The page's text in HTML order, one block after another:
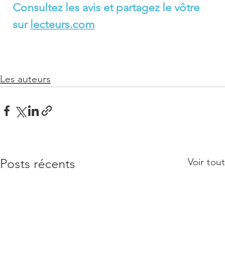
Consultez les avis et partagez le vôtre
sur lecteurs.com
Les auteurs
Posts récents Voir tout